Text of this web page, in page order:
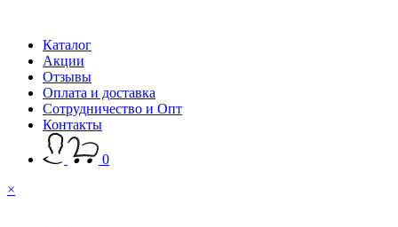
Каталог
Акции
Отзывы
Оплата и доставка
Сотрудничество и Опт
Контакты
0
×